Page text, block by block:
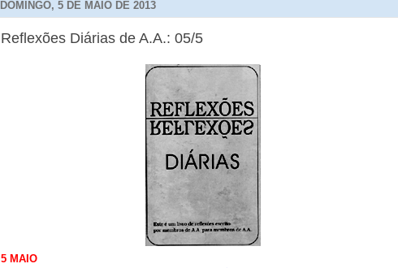
DOMINGO, 5 DE MAIO DE 2013
Reflexões Diárias de A.A.: 05/5
5 MAIO